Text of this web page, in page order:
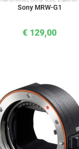
Sony MRW-G1
€ 129,00